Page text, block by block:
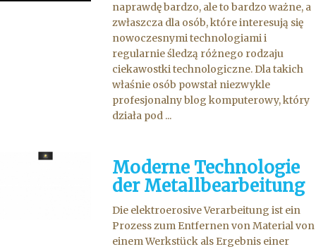
naprawdę bardzo, ale to bardzo ważne, a
zwłaszcza dla osób, które interesują się
nowoczesnymi technologiami i
regularnie śledzą różnego rodzaju
ciekawostki technologiczne. Dla takich
właśnie osób powstał niezwykle
profesjonalny blog komputerowy, który
działa pod ...
Moderne Technologie
der Metallbearbeitung
Die elektroerosive Verarbeitung ist ein
Prozess zum Entfernen von Material von
einem Werkstück als Ergebnis einer